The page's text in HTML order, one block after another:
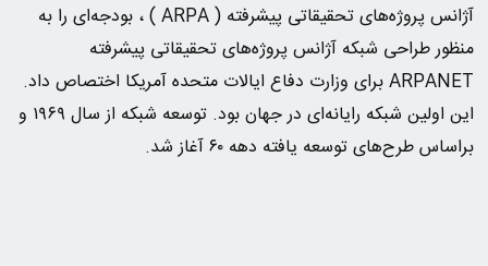
آژانس پروژه‌های تحقیقاتی پیشرفته ( ARPA ) ، بودجه‌ای را به
منظور طراحی شبکه آژانس پروژه‌های تحقیقاتی پیشرفته
ARPANET برای وزارت دفاع ایالات متحده آمریکا اختصاص داد.
این اولین شبکه رایانه‌ای در جهان بود. توسعه شبکه از سال ۱۹۶۹ و
براساس طرح‌های توسعه یافته دهه ۶۰ آغاز شد.